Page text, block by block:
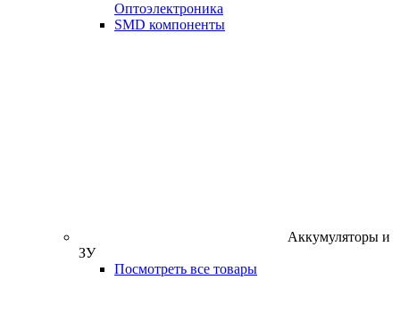
Оптоэлектроника
SMD компоненты
Аккумуляторы и
ЗУ
Посмотреть все товары